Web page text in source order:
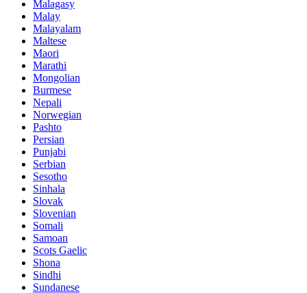
Malagasy
Malay
Malayalam
Maltese
Maori
Marathi
Mongolian
Burmese
Nepali
Norwegian
Pashto
Persian
Punjabi
Serbian
Sesotho
Sinhala
Slovak
Slovenian
Somali
Samoan
Scots Gaelic
Shona
Sindhi
Sundanese